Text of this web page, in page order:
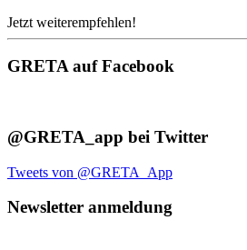
Jetzt weiterempfehlen!
GRETA auf Facebook
@GRETA_app bei Twitter
Tweets von @GRETA_App
Newsletter anmeldung